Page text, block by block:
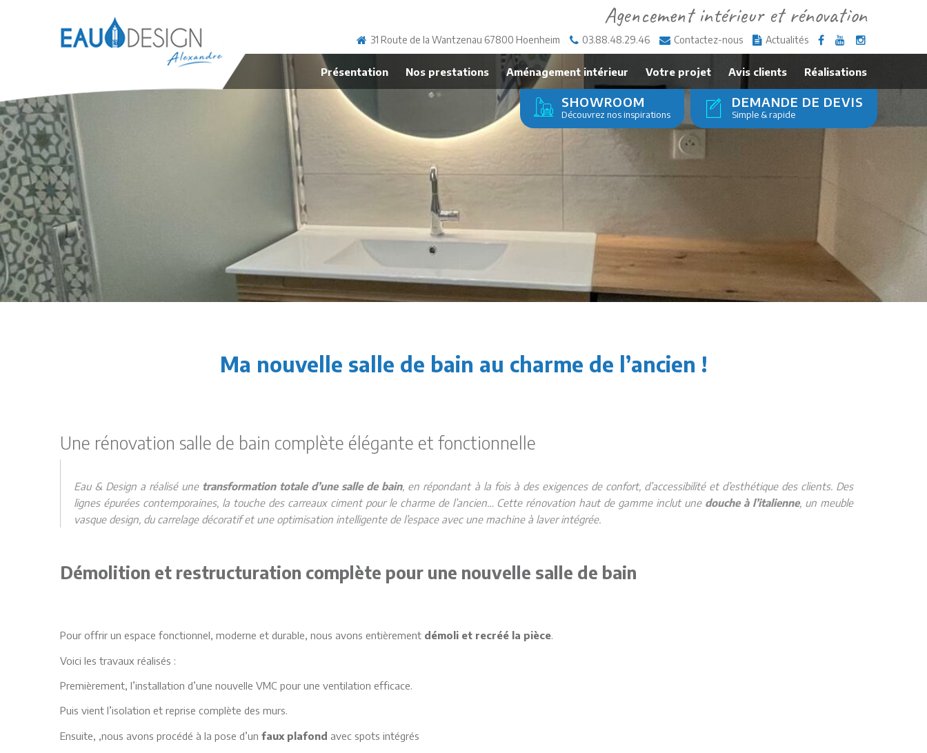
Agencement intérieur et rénovation
31 Route de la Wantzenau 67800 Hoenheim 03.88.48.29.46 Contactez-nous Actualités
Présentation Nos prestations Aménagement intérieur Votre projet Avis clients Réalisations
SHOWROOM
Découvrez nos inspirations
DEMANDE DE DEVIS
Simple & rapide
Ma nouvelle salle de bain au charme de l’ancien !
Une rénovation salle de bain complète élégante et fonctionnelle
Eau & Design a réalisé une transformation totale d’une salle de bain, en répondant à la fois à des exigences de confort, d’accessibilité et d’esthétique des clients. Des
lignes épurées contemporaines, la touche des carreaux ciment pour le charme de l’ancien… Cette rénovation haut de gamme inclut une douche à l’italienne, un meuble
vasque design, du carrelage décoratif et une optimisation intelligente de l’espace avec une machine à laver intégrée.
Démolition et restructuration complète pour une nouvelle salle de bain
Pour offrir un espace fonctionnel, moderne et durable, nous avons entièrement démoli et recréé la pièce.
Voici les travaux réalisés :
Premièrement, l’installation d’une nouvelle VMC pour une ventilation efficace.
Puis vient l’isolation et reprise complète des murs.
Ensuite, ,nous avons procédé à la pose d’un faux plafond avec spots intégrés